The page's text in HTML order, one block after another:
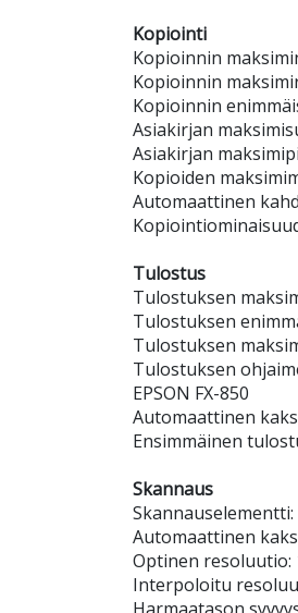
Kopiointi
Kopioinnin
Kopioinnin
Kopioinnin
Asiakirjan
Asiakirjan
Kopioiden
Automaattinen
Tulostus
Tulostuksen
Tulostuksen
Tulostuksen
Tulostuksen
EPSON FX-850
Automaattinen
Ensimmäinen
Skannaus
Skannauselementti:
Automaattinen
Optinen resoluutio:
Interpoloitu